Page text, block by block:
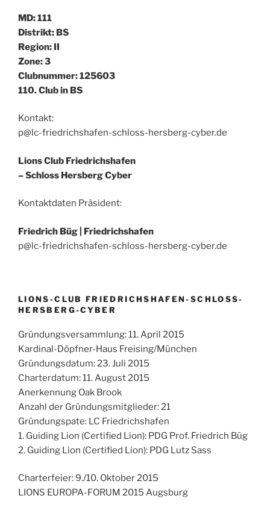
MD: 111
Distrikt: BS
Region: II
Zone: 3
Clubnummer: 125603
110. Club in BS
Kontakt:
p@lc-friedrichshafen-schloss-hersberg-cyber.de
Lions Club Friedrichshafen
– Schloss Hersberg Cyber
Kontaktdaten Präsident:
Friedrich Büg | Friedrichshafen
p@lc-friedrichshafen-schloss-hersberg-cyber.de
LIONS-CLUB FRIEDRICHSHAFEN-SCHLOSS-
HERSBERG-CYBER
Gründungsversammlung: 11. April 2015
Kardinal-Döpfner-Haus Freising/München
Gründungsdatum: 23. Juli 2015
Charterdatum: 11. August 2015
Anerkennung Oak Brook
Anzahl der Gründungsmitglieder: 21
Gründungspate: LC Friedrichshafen
1. Guiding Lion (Certified Lion): PDG Prof. Friedrich Büg
2. Guiding Lion (Certified Lion): PDG Lutz Sass
Charterfeier: 9./10. Oktober 2015
LIONS EUROPA-FORUM 2015 Augsburg